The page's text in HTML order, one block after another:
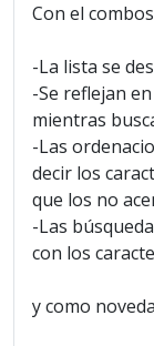
Con el
-La lista se
-Se reflejan
mientras
-Las
decir los
que los no
-Las
con los
y como